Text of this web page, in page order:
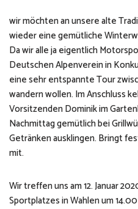
wir möchten an unsere alte
wieder eine gemütliche
Da wir alle ja eigentlich
Deutschen Alpenverein in
eine sehr entspannte Tour
wandern wollen. Im Anschluss
Vorsitzenden Dominik im
Nachmittag gemütlich bei
Getränken ausklingen. Bringt
mit.
Wir treffen uns am 12. Januar
Sportplatzes in Wahlen um